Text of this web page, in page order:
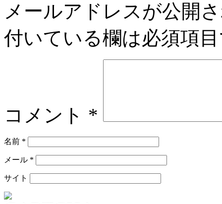
メールアドレスが公開
付いている欄は必須項
コメント *
名前 *
メール *
サイト